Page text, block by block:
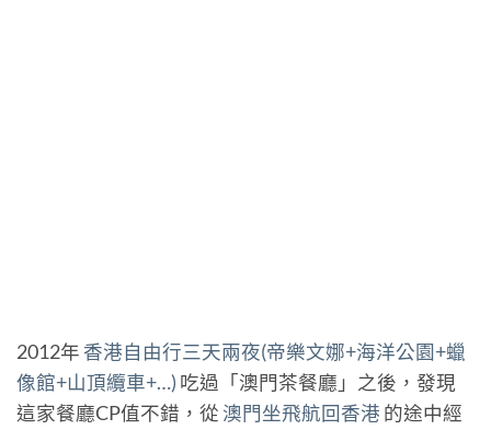
2012年 香港自由行三天兩夜(帝樂文娜+海洋公園+蠟
像館+山頂纜車+…) 吃過「澳門茶餐廳」之後，發現
這家餐廳CP值不錯，從 澳門坐飛航回香港 的途中經